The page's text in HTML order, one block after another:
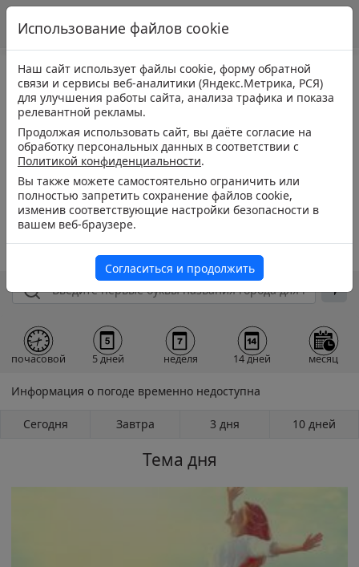
почасовой 5 дней неделя 14 дней месяц
Информация о погоде временно недоступна
Сегодня Завтра 3 дня 10 дней
Тема дня
Использование файлов cookie
Наш сайт использует файлы cookie, форму обратной
связи и сервисы веб-аналитики (Яндекс.Метрика, РСЯ)
для улучшения работы сайта, анализа трафика и показа
релевантной рекламы.
Продолжая использовать сайт, вы даёте согласие на
обработку персональных данных в соответствии с
Политикой конфиденциальности.
Вы также можете самостоятельно ограничить или
полностью запретить сохранение файлов cookie,
изменив соответствующие настройки безопасности в
вашем веб-браузере.
Согласиться и продолжить